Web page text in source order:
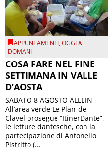
APPUNTAMENTI,OGGI &
DOMANI
COSA FARE NEL FINE
SETTIMANA IN VALLE
D’AOSTA
SABATO 8 AGOSTO ALLEIN –
All’area verde Le Plan-de-
Clavel prosegue “ItinerDante”,
le letture dantesche, con la
partecipazione di Antonello
Pistritto (...